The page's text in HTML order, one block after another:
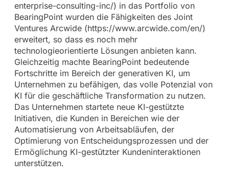
enterprise-consulting-inc/) in das Portfolio von
BearingPoint wurden die Fähigkeiten des Joint
Ventures Arcwide (https://www.arcwide.com/en/)
erweitert, so dass es noch mehr
technologieorientierte Lösungen anbieten kann.
Gleichzeitig machte BearingPoint bedeutende
Fortschritte im Bereich der generativen KI, um
Unternehmen zu befähigen, das volle Potenzial von
KI für die geschäftliche Transformation zu nutzen.
Das Unternehmen startete neue KI-gestützte
Initiativen, die Kunden in Bereichen wie der
Automatisierung von Arbeitsabläufen, der
Optimierung von Entscheidungsprozessen und der
Ermöglichung KI-gestützter Kundeninteraktionen
unterstützen.